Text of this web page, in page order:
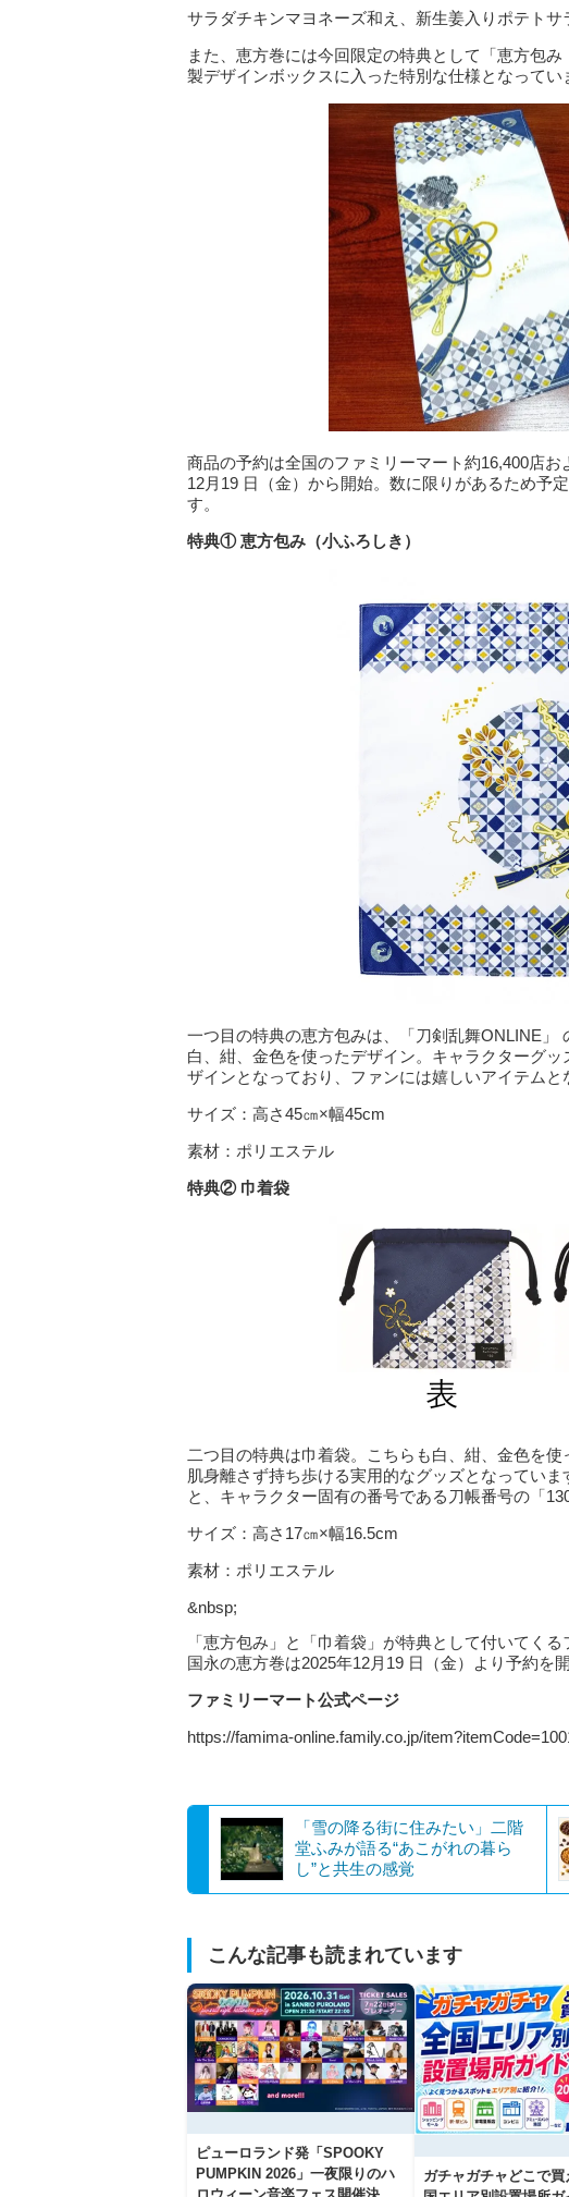
サラダチキンマヨネーズ和え、新生姜入りポテト
また、恵方巻には今回限定の特典として「恵方包
製デザインボックスに入った特別な仕様となってい
商品の予約は全国のファミリーマート約16,400店
12月19 日（金）から開始。数に限りがあるため予
す。
特典① 恵方包み（小ふろしき）
一つ目の特典の恵方包みは、「刀剣乱舞ONLINE」
白、紺、金色を使ったデザイン。キャラクターグ
ザインとなっており、ファンには嬉しいアイテムと
サイズ：高さ45㎝×幅45cm
素材：ポリエステル
特典② 巾着袋
二つ目の特典は巾着袋。こちらも白、紺、金色を
肌身離さず持ち歩ける実用的なグッズとなってい
と、キャラクター固有の番号である刀帳番号の「
サイズ：高さ17㎝×幅16.5cm
素材：ポリエステル
&nbsp;
「恵方包み」と「巾着袋」が特典として付いてく
国永の恵方巻は2025年12月19 日（金）より予約を
ファミリーマート公式ページ
https://famima-online.family.co.jp/
「雪の降る街に住みたい」二階
堂ふみが語る“あこがれの暮ら
し”と共生の感覚
こんな記事も読まれています
ピューロランド発「SPOOKY
PUMPKIN 2026」一夜限りのハ
ガチャガチャどこで買